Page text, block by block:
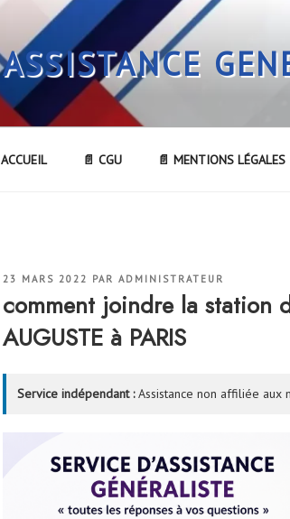
ASSISTANCE
ACCUEIL 📄 CGU 📄 MENTIONS LÉGALES
PUBLIÉ
23 MARS 2022 PAR ADMINISTRATEUR
comment joindre la station
AUGUSTE à PARIS
Service indépendant :Assistance non affiliée aux